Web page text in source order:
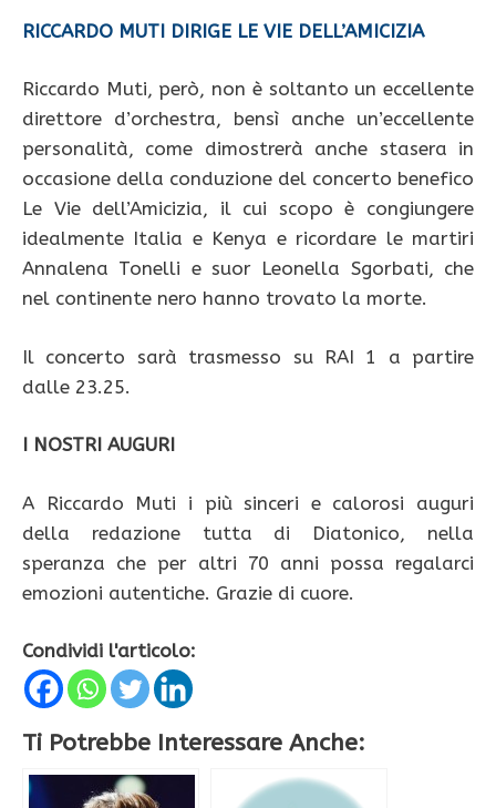
RICCARDO MUTI DIRIGE LE VIE DELL’AMICIZIA
Riccardo Muti, però, non è soltanto un eccellente
direttore d’orchestra, bensì anche un’eccellente
personalità, come dimostrerà anche stasera in
occasione della conduzione del concerto benefico
Le Vie dell’Amicizia, il cui scopo è congiungere
idealmente Italia e Kenya e ricordare le martiri
Annalena Tonelli e suor Leonella Sgorbati, che
nel continente nero hanno trovato la morte.
Il concerto sarà trasmesso su RAI 1 a partire
dalle 23.25.
I NOSTRI AUGURI
A Riccardo Muti i più sinceri e calorosi auguri
della redazione tutta di Diatonico, nella
speranza che per altri 70 anni possa regalarci
emozioni autentiche. Grazie di cuore.
Condividi l'articolo:
Ti Potrebbe Interessare Anche: